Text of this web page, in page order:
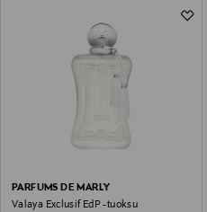
PARFUMS DE MARLY
Valaya Exclusif EdP -tuoksu